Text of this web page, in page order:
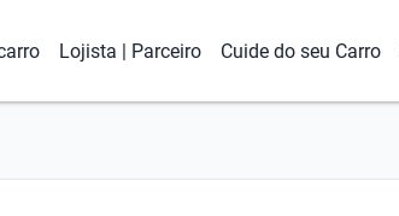
Lojista | Parceiro Cuide do seu Carro